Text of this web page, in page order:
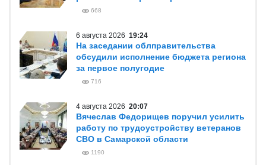
668
6 августа 2026 19:24
На заседании облправительства
обсудили исполнение бюджета региона
за первое полугодие
716
4 августа 2026 20:07
Вячеслав Федорищев поручил усилить
работу по трудоустройству ветеранов
СВО в Самарской области
1190